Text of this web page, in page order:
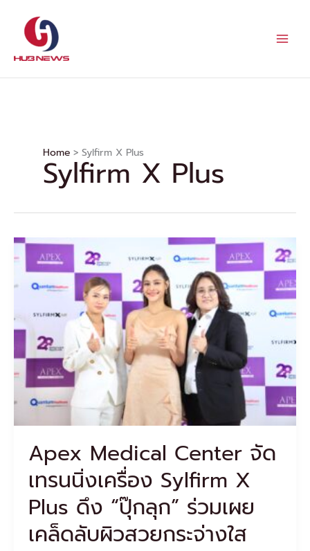
content
Home Sylfirm X Plus
Sylfirm X Plus
Apex Medical Center จัด
เทรนนิ่งเครื่อง Sylfirm X
Plus ดึง “ปุ๊กลุก” ร่วมเผย
เคล็ดลับผิวสวยกระจ่างใส
Apex
Medical
Center
จัด
นิ่ง
เครื่อง
Sylfirm
X
Plus
ดึง
“ปุ๊
เผย
เคล็ด
ลับ
ผิว
สวย
กระจ่าง
ใส